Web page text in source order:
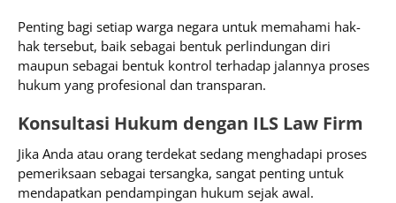
Penting bagi setiap warga negara untuk memahami hak-
hak tersebut, baik sebagai bentuk perlindungan diri
maupun sebagai bentuk kontrol terhadap jalannya proses
hukum yang profesional dan transparan.
Konsultasi Hukum dengan ILS Law Firm
Jika Anda atau orang terdekat sedang menghadapi proses
pemeriksaan sebagai tersangka, sangat penting untuk
mendapatkan pendampingan hukum sejak awal.